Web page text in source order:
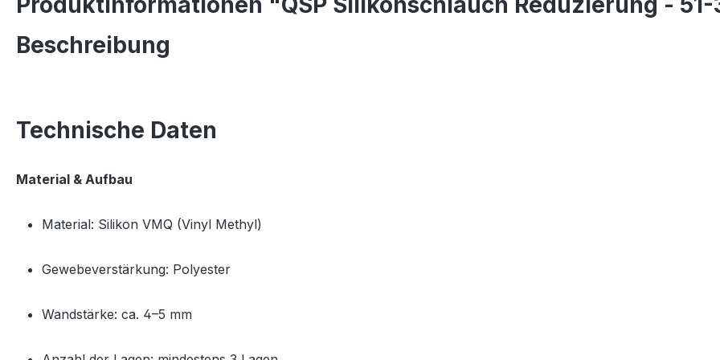
Beschreibung
Technische Daten
Material & Aufbau
Material: Silikon VMQ (Vinyl Methyl)
Gewebeverstärkung: Polyester
Wandstärke: ca. 4–5 mm